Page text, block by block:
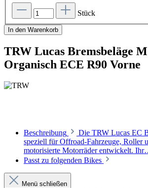
Stück
In den Warenkorb
TRW Lucas Bremsbeläge
Organisch ECE R90 Vorne
Beschreibung
Die TRW Lucas EC
speziell für Offroad-Fahrzeuge, Roller
motorisierte Motorräder entwickelt.
Passt zu folgenden Bikes
Menü schließen